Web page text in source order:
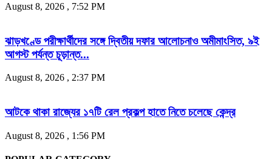
August 8, 2026 , 7:52 PM
ঝাড়খণ্ডে পরীক্ষার্থীদের সঙ্গে দ্বিতীয় দফার আলোচনাও অমীমাংসিত, ৯ই
আগস্ট পর্যন্ত চূড়ান্ত...
August 8, 2026 , 2:37 PM
আটকে থাকা রাজ্যের ১৭টি রেল প্রকল্প হাতে নিতে চলেছে কেন্দ্র
August 8, 2026 , 1:56 PM